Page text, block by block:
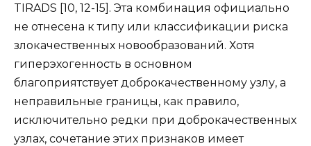
TIRADS [10, 12-15]. Эта комбинация официально
не отнесена к типу или классификации риска
злокачественных новообразований. Хотя
гиперэхогенность в основном
благоприятствует доброкачественному узлу, а
неправильные границы, как правило,
исключительно редки при доброкачественных
узлах, сочетание этих признаков имеет